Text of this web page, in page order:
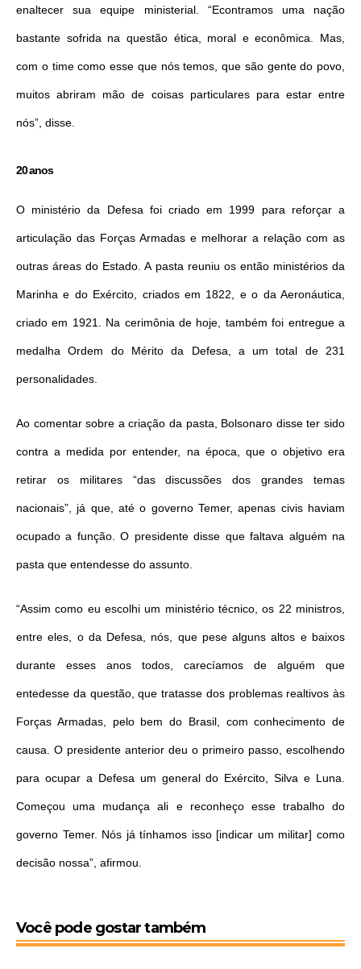
enaltecer sua equipe ministerial. “Econtramos uma nação
bastante sofrida na questão ética, moral e econômica. Mas,
com o time como esse que nós temos, que são gente do povo,
muitos abriram mão de coisas particulares para estar entre
nós”, disse.
20 anos
O ministério da Defesa foi criado em 1999 para reforçar a
articulação das Forças Armadas e melhorar a relação com as
outras áreas do Estado. A pasta reuniu os então ministérios da
Marinha e do Exército, criados em 1822, e o da Aeronáutica,
criado em 1921. Na cerimônia de hoje, também foi entregue a
medalha Ordem do Mérito da Defesa, a um total de 231
personalidades.
Ao comentar sobre a criação da pasta, Bolsonaro disse ter sido
contra a medida por entender, na época, que o objetivo era
retirar os militares “das discussões dos grandes temas
nacionais”, já que, até o governo Temer, apenas civis haviam
ocupado a função. O presidente disse que faltava alguém na
pasta que entendesse do assunto.
“Assim como eu escolhi um ministério técnico, os 22 ministros,
entre eles, o da Defesa, nós, que pese alguns altos e baixos
durante esses anos todos, carecíamos de alguém que
entedesse da questão, que tratasse dos problemas realtivos às
Forças Armadas, pelo bem do Brasil, com conhecimento de
causa. O presidente anterior deu o primeiro passo, escolhendo
para ocupar a Defesa um general do Exército, Silva e Luna.
Começou uma mudança ali e reconheço esse trabalho do
governo Temer. Nós já tínhamos isso [indicar um militar] como
decisão nossa”, afirmou.
Você pode gostar também